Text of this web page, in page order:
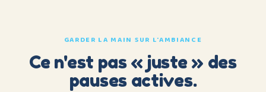
GARDER LA MAIN SUR L'AMBIANCE
Ce n'est pas « juste » des
pauses actives.